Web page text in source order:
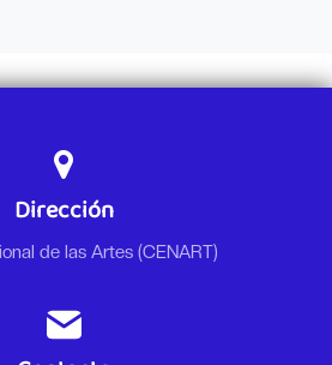
Dirección
de las Artes (CENART)